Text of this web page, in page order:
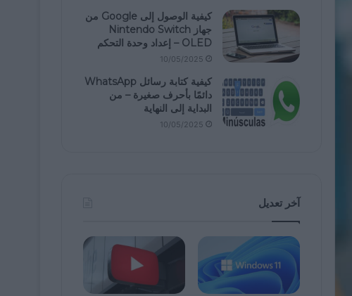
كيفية الوصول إلى Google من
جهاز Nintendo Switch
OLED – إعداد وحدة التحكم
10/05/2025
كيفية كتابة رسائل WhatsApp
دائمًا بأحرف صغيرة – من
البداية إلى النهاية
10/05/2025
آخر تعديل